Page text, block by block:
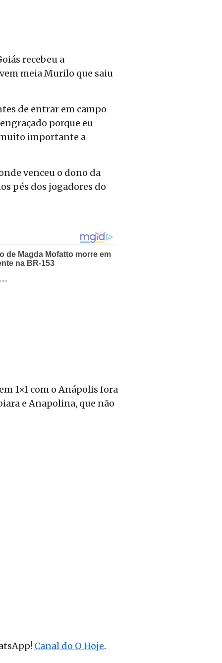
recebeu a
meia Murilo que saiu
de entrar em campo
porque eu
muito importante a
venceu o dono da
pés dos jogadores do
1×1 com o Anápolis fora
e Anapolina, que não
Canal do O Hoje.